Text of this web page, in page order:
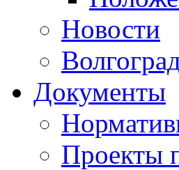
Новости
Документы
Проекты